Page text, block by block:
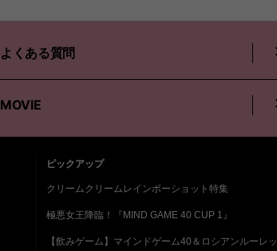
よくある質問
MOVIE
ピックアップ
クリームクリームレインボーショット特集
極悪女王降臨！『MIND GAME 40 CUP 1』
【飲みゲーム】マインドゲーム40＆ロシアンルーレッ